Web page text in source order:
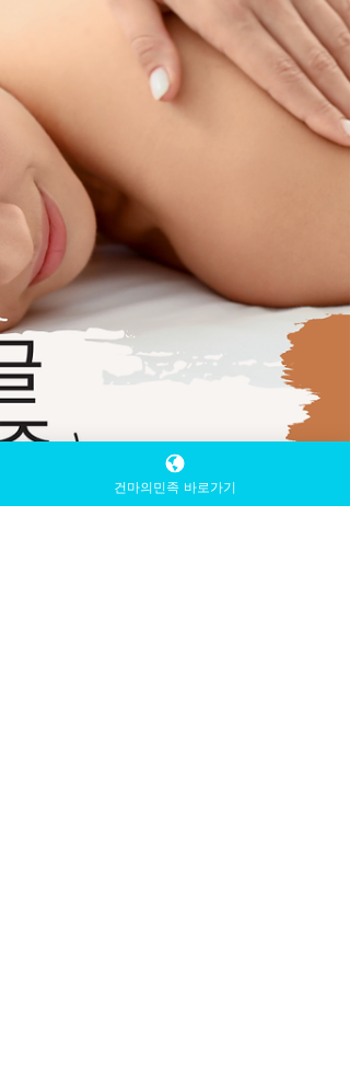
일정한 리듬의 관리 속에서 몸을 맡기기만 하
면 된다. 생각을 정리하지 않아도, 말로 설명
지 않아도 괜찮다. 이 ‘아무것도 하지 않아도
되는 시간’이 하루를 비우는 데 가장 중요한
요소다. 하루를 비우는 방법 과하지 않아서
래 남는 휴식 하루를 비우는 방법 강한 자극
마사지는 순간적인 시원함을 주지만, 스웨디
시는 다르다.천천히 이어지는 압과 호흡에 맞
춘 움직임은 몸의 긴장을 서서히 풀어주고,
리가 끝난 후에도 잔잔한 안정감을 남긴다.
래서 스웨디시는 한 번의 이벤트가 아니라 일
상에 스
건마의민족 바로가기